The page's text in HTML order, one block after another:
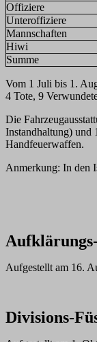
Offiziere
Unteroffiziere
Mannschaften
Hiwi
Summe
Vom 1 Juli bis 1.
4 Tote, 9
Die
Instandhaltung) und
Handfeuerwaffen.
Anmerkung: In den
Aufkl
Aufgestellt am 16.
Divisions-